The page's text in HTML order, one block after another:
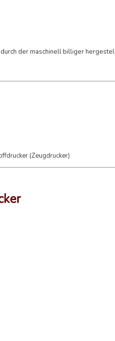
der maschinell billiger
(Zeugdrucker)